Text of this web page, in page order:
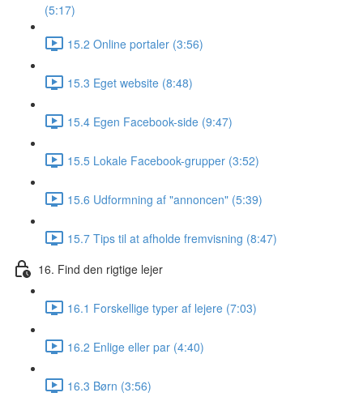
(5:17)
15.2 Online portaler (3:56)
15.3 Eget website (8:48)
15.4 Egen Facebook-side (9:47)
15.5 Lokale Facebook-grupper (3:52)
15.6 Udformning af "annoncen" (5:39)
15.7 Tips til at afholde fremvisning (8:47)
16. Find den rigtige lejer
16.1 Forskellige typer af lejere (7:03)
16.2 Enlige eller par (4:40)
16.3 Børn (3:56)